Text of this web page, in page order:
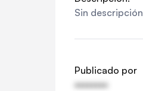
Sin descripción
Publicado por
••••••••